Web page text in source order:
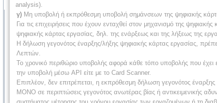
analysis).
γ) Μη υποβολή ή εκπρόθεσμη υποβολή σημάνσεων της ψηφιακής
Για τις επιχειρήσεις που έχουν ενταχθεί στον μηχανισμό της
ψηφιακής κάρτας εργασίας, δηλ. της ενάρξεως και της λήξεως της
Η δήλωση γεγονότος έναρξης/λήξης ψηφιακής κάρτας εργασίας,
Λεπτών.
Το χρονικό περιθώριο υποβολής αφορά κάθε τόπο υποβολής που έχει
την υποβολή μέσω API είτε με το Card Scanner.
Επιπλέον, δεν επιτρέπεται, η εκπρόθεσμη δήλωση γεγονότος
ΜΟΝΟ σε περιπτώσεις γεγονότος ανωτέρας βίας ή αντικειμενικής